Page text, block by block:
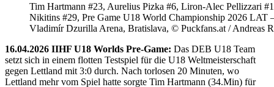
Tim Hartmann #23, Aurelius Pizka #6, Liron-Alec Pellizzari
Nikitins #29, Pre Game U18 World Championship 2026 LAT
Vladimír Dzurilla Arena, Bratislava, © Puckfans.at / Andreas
16.04.2026 IIHF U18 Worlds Pre-Game: Das DEB U18 Team
setzt sich in einem flotten Testspiel für die U18 Weltmeisterschaft
gegen Lettland mit 3:0 durch. Nach torlosen 20 Minuten, wo
Lettland mehr vom Spiel hatte sorgte Tim Hartmann (34.Min) für